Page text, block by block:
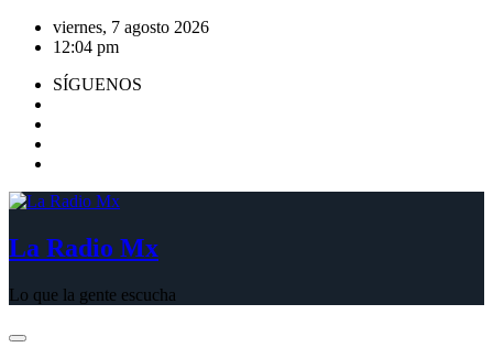
Saltar
viernes, 7 agosto 2026
12:04 pm
SÍGUENOS
La Radio Mx
Lo que la gente escucha